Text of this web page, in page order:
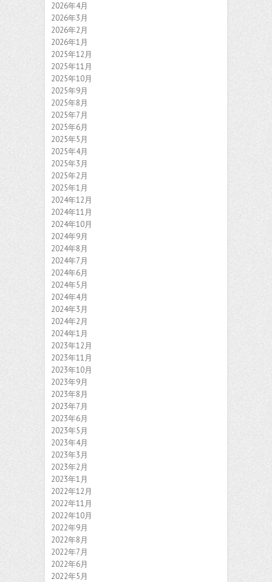
2026年4月
2026年3月
2026年2月
2026年1月
2025年12月
2025年11月
2025年10月
2025年9月
2025年8月
2025年7月
2025年6月
2025年5月
2025年4月
2025年3月
2025年2月
2025年1月
2024年12月
2024年11月
2024年10月
2024年9月
2024年8月
2024年7月
2024年6月
2024年5月
2024年4月
2024年3月
2024年2月
2024年1月
2023年12月
2023年11月
2023年10月
2023年9月
2023年8月
2023年7月
2023年6月
2023年5月
2023年4月
2023年3月
2023年2月
2023年1月
2022年12月
2022年11月
2022年10月
2022年9月
2022年8月
2022年7月
2022年6月
2022年5月